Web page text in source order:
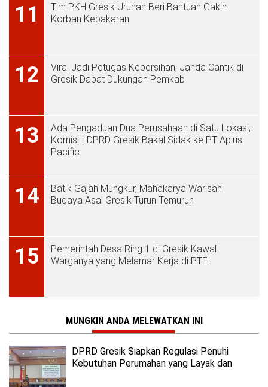
11
Tim PKH Gresik Urunan Beri Bantuan Gakin
Korban Kebakaran
12
Viral Jadi Petugas Kebersihan, Janda Cantik di
Gresik Dapat Dukungan Pemkab
13
Ada Pengaduan Dua Perusahaan di Satu Lokasi,
Komisi I DPRD Gresik Bakal Sidak ke PT Aplus
Pacific
14
Batik Gajah Mungkur, Mahakarya Warisan
Budaya Asal Gresik Turun Temurun
15
Pemerintah Desa Ring 1 di Gresik Kawal
Warganya yang Melamar Kerja di PTFI
MUNGKIN ANDA MELEWATKAN INI
DPRD Gresik Siapkan Regulasi Penuhi
Kebutuhan Perumahan yang Layak dan